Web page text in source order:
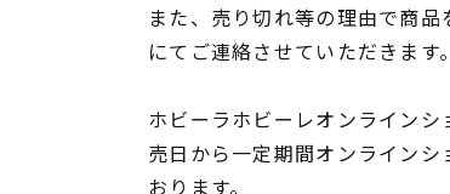
また、売り切れ等の理由で商
にてご連絡させていただきます。
ホビーラホビーレオンライン
売日から一定期間オンライン
おります。